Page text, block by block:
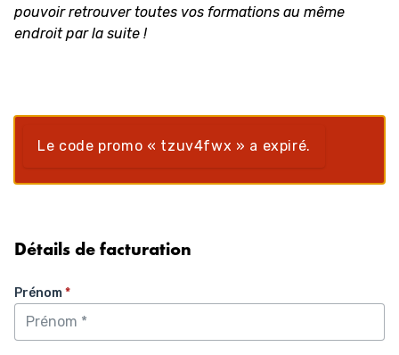
pouvoir retrouver toutes vos formations au même
endroit par la suite !
Le code promo « tzuv4fwx » a expiré.
Détails de facturation
Prénom*